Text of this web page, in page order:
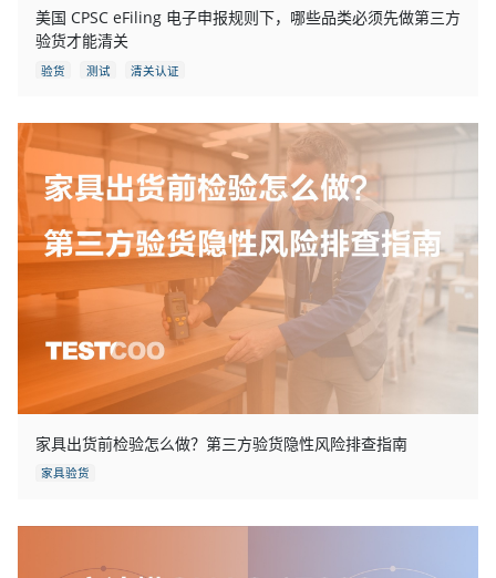
美国 CPSC eFiling 电子申报规则下，哪些品类必须先做第三方
验货才能清关
验货 测试 清关认证
家具出货前检验怎么做？第三方验货隐性风险排查指南
家具验货